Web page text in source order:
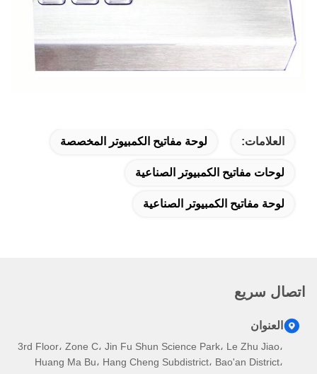
العلامات: لوحة مفاتيح الكمبيوتر المخصصة
لوحات مفاتيح الكمبيوتر الصناعية
لوحة مفاتيح الكمبيوتر الصناعية
اتصال سريع
العنوان
3rd Floor، Zone C، Jin Fu Shun Science Park، Le Zhu Jiao،
Huang Ma Bu، Hang Cheng Subdistrict، Bao'an District،